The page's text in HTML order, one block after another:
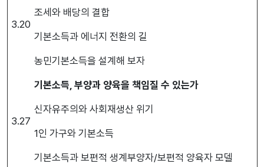
3.20
조세와 배당의 결합
기본소득과 에너지 전환의 길
농민기본소득을 설계해 보자
3.27
기본소득, 부양과 양육을 책임질 수 있는가
신자유주의와 사회재생산 위기
1인 가구와 기본소득
기본소득과 보편적 생계부양자/보편적 양육자 모델